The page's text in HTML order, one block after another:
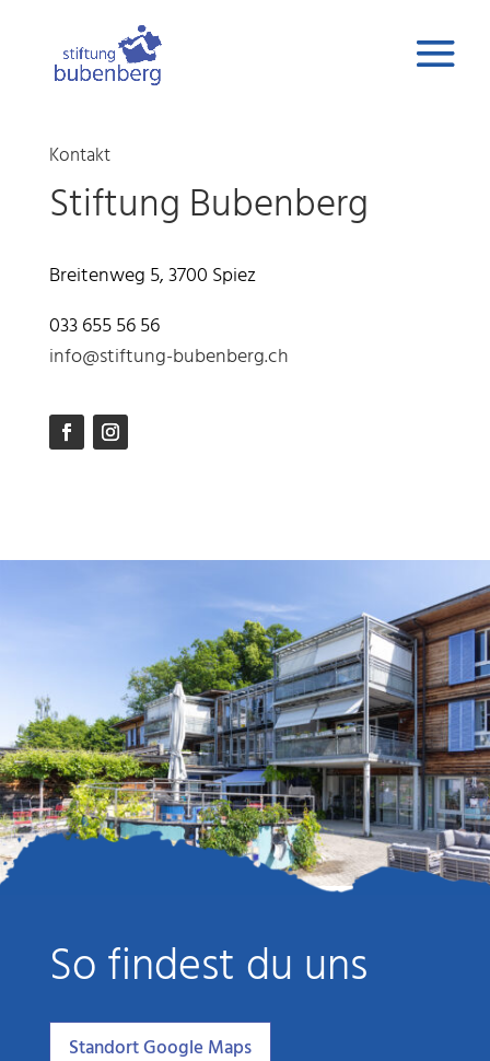
Kontakt
Stiftung Bubenberg
Breitenweg 5, 3700 Spiez
033 655 56 56
info@stiftung-bubenberg.ch
So findest du uns
Standort Google Maps